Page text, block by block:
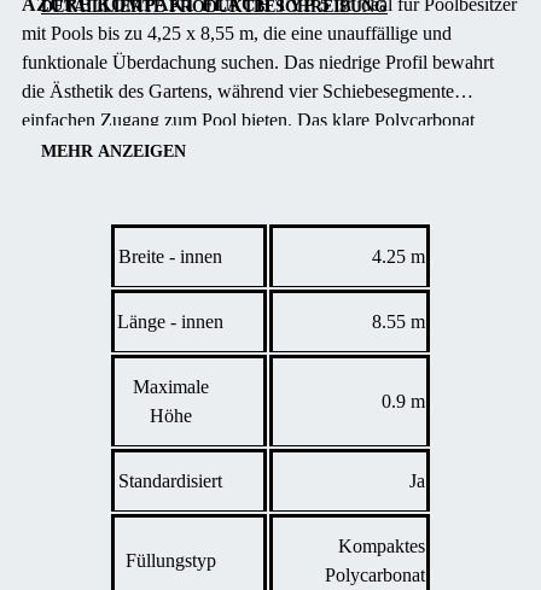
und einer maximalen
Bauhöhe von ca. 0,90 m.
Mit klarem 3 mm
Kompaktpolycarbonat,
UV‑schutz und
Aluminiumrahmen in
DETAILLIERTE PRODUKTBESCHREIBUNG
Im Grundpreis enthalten:
Laufschienenverlängerung,
beidseitige Verschiebbarkeit, vormontierte Segmente und
ca. 14 % Sonderpreisvorteil gegenüber Listenpreis.
mit Pools bis zu 4,25 x 8,55 m, die eine unauffällige und
funktionale Überdachung suchen. Das niedrige Profil bewahrt
die Ästhetik des Gartens, während vier Schiebesegmente
einfachen Zugang zum Pool bieten. Das klare Polycarbonat
bietet maximale Transparenz und Schutz vor Schmutz, was die
MEHR ANZEIGEN
Breite - innen 4.25 m
Länge - innen 8.55 m
Maximale
Höhe
0.9 m
Standardisiert Ja
Füllungstyp
Kompaktes
Polycarbonat